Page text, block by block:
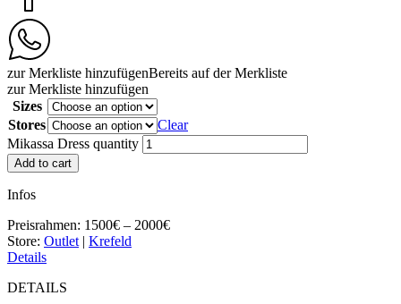
zur Merkliste hinzufügenBereits auf der Merkliste
zur Merkliste hinzufügen
Sizes
Stores
Clear
Mikassa Dress quantity
Add to cart
Infos
Preisrahmen: 1500€ – 2000€
Store: Outlet | Krefeld
Details
DETAILS